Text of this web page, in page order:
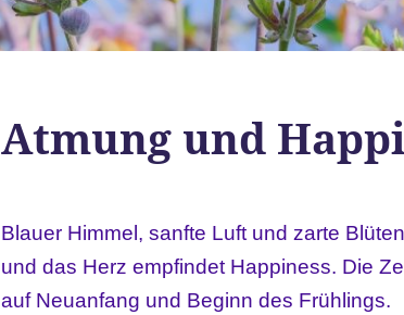
Atmung und
Blauer Himmel, sanfte Luft und zarte
und das Herz empfindet Happiness. Die
auf Neuanfang und Beginn des Frühlings.